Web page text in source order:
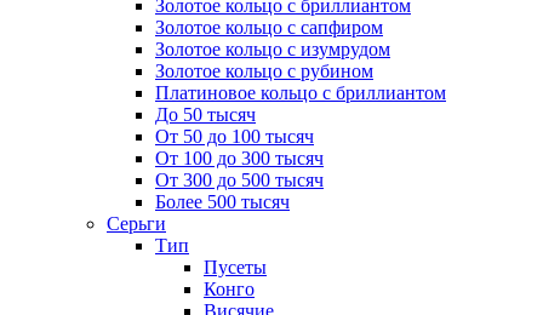
Золотое кольцо с бриллиантом
Золотое кольцо с сапфиром
Золотое кольцо с изумрудом
Золотое кольцо с рубином
Платиновое кольцо с бриллиантом
До 50 тысяч
От 50 до 100 тысяч
От 100 до 300 тысяч
От 300 до 500 тысяч
Более 500 тысяч
Серьги
Тип
Пусеты
Конго
Висячие